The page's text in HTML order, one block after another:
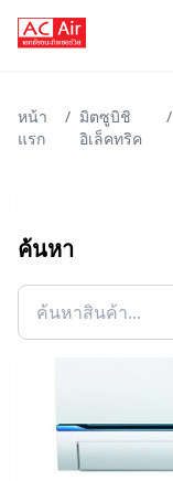
ค้นหา
หน้า
แรก
/ มิตซูบิชิ
อิเล็คทริค
/